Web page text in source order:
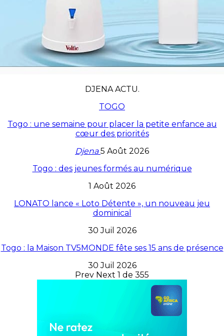
DJENA ACTU.
TOGO
Togo : une semaine pour placer la petite enfance au
cœur des priorités
Djena5 Août 2026
Togo : des jeunes formés au numérique
1 Août 2026
LONATO lance « Loto Détente », un nouveau jeu
dominical
30 Juil 2026
Togo : la Maison TV5MONDE fête ses 15 ans de présence
30 Juil 2026
Prev Next 1 de 355